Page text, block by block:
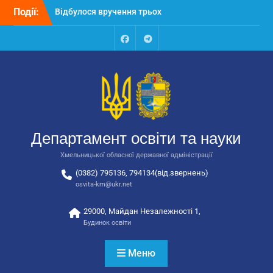
Перейти
Події:
Відбулося вручення трьох
автобусів для потреб
Відбулося засідання
освіти та науки обласної
державної адміністрації
Відбулась обласна
національно-патріотичне
виховання
FacebookTalegram
Департамент освіти та науки
Хмельницької обласної державної адміністрації
(0382) 795136, 794134(від.звернень)
osvita-km@ukr.net
29000, Майдан Незалежності 1,
Будинок освіти
Меню